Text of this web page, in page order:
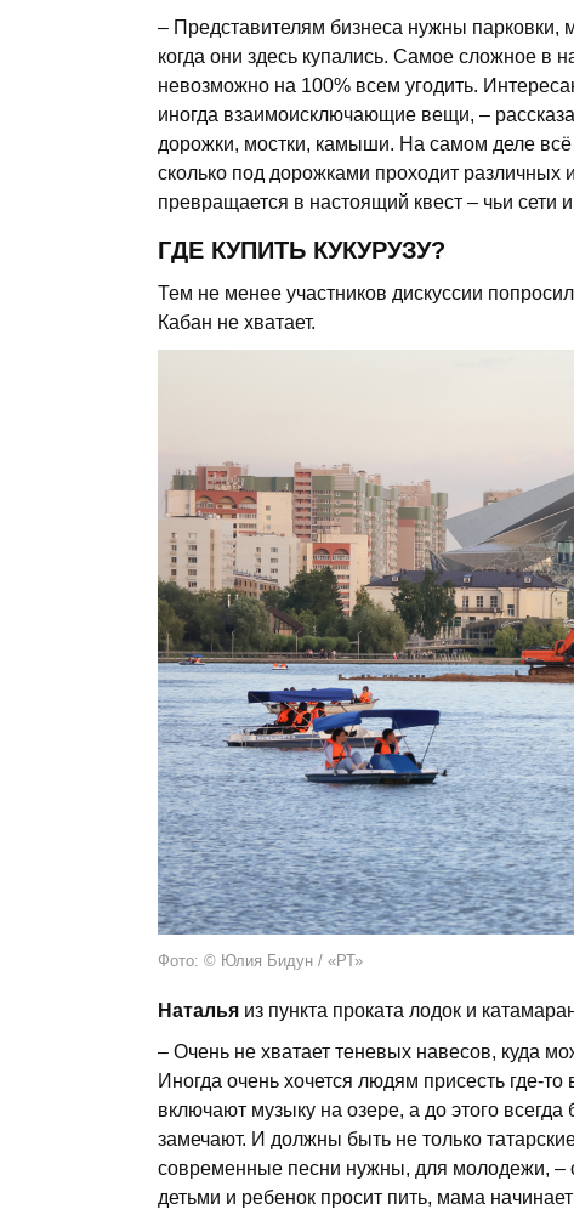
– Представителям бизнеса нужны
когда они здесь купались. Самое сложное в
невозможно на 100% всем угодить.
иногда взаимоисключающие вещи, –
дорожки, мостки, камыши. На самом деле
сколько под дорожками проходит
превращается в настоящий квест – чьи сети
ГДЕ КУПИТЬ КУКУРУЗУ?
Тем не менее участников дискуссии
Кабан не хватает.
Фото: © Юлия Бидун / «РТ»
Наталья из пункта проката лодок и
– Очень не хватает теневых навесов, куда
Иногда очень хочется людям присесть где-
включают музыку на озере, а до этого
замечают. И должны быть не только
современные песни нужны, для молодежи, –
детьми и ребенок просит пить, мама